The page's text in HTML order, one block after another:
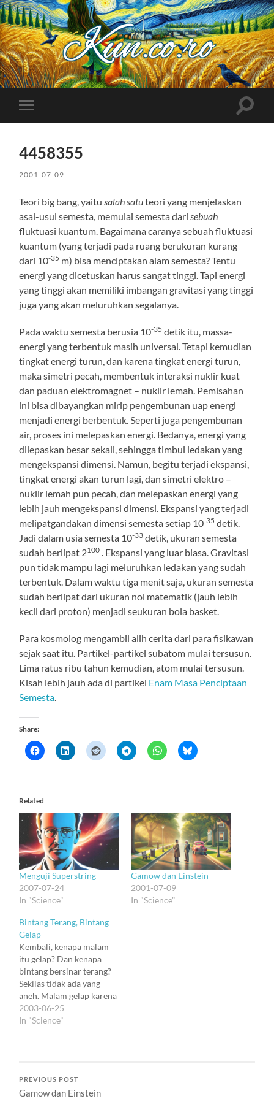
Kuncoro++
Toggle
mobile
Toggle
4458355
2001-07-09
Teori big bang, yaitu salah satuteori yang menjelaskan
asal-usul semesta, memulai semesta dari sebuah
fluktuasi kuantum. Bagaimana caranya sebuah fluktuasi
kuantum (yang terjadi pada ruang berukuran kurang
dari 10-35 m) bisa menciptakan alam semesta? Tentu
energi yang dicetuskan harus sangat tinggi. Tapi energi
yang tinggi akan memiliki imbangan gravitasi yang tinggi
juga yang akan meluruhkan segalanya.
Pada waktu semesta berusia 10-35 detik itu, massa-
energi yang terbentuk masih universal. Tetapi kemudian
tingkat energi turun, dan karena tingkat energi turun,
maka simetri pecah, membentuk interaksi nuklir kuat
dan paduan elektromagnet – nuklir lemah. Pemisahan
ini bisa dibayangkan mirip pengembunan uap energi
menjadi energi berbentuk. Seperti juga pengembunan
air, proses ini melepaskan energi. Bedanya, energi yang
dilepaskan besar sekali, sehingga timbul ledakan yang
mengekspansi dimensi. Namun, begitu terjadi ekspansi,
tingkat energi akan turun lagi, dan simetri elektro –
nuklir lemah pun pecah, dan melepaskan energi yang
lebih jauh mengekspansi dimensi. Ekspansi yang terjadi
melipatgandakan dimensi semesta setiap 10-35 detik.
Jadi dalam usia semesta 10-33 detik, ukuran semesta
sudah berlipat 2100
. Ekspansi yang luar biasa. Gravitasi
pun tidak mampu lagi meluruhkan ledakan yang sudah
terbentuk. Dalam waktu tiga menit saja, ukuran semesta
sudah berlipat dari ukuran nol matematik (jauh lebih
kecil dari proton) menjadi seukuran bola basket.
Para kosmolog mengambil alih cerita dari para fisikawan
sejak saat itu. Partikel-partikel subatom mulai tersusun.
Lima ratus ribu tahun kemudian, atom mulai tersusun.
Kisah lebih jauh ada di partikel Enam Masa Penciptaan
Semesta
Share:
Related
Menguji Superstring
2007-07-24
In "Science"
Gamow dan Einstein
2001-07-09
In "Science"
Bintang Terang, Bintang
Gelap
Kembali, kenapa malam
itu gelap? Dan kenapa
bintang bersinar terang?
Sekilas tidak ada yang
aneh. Malam gelap karena
sebagian besar semesta
terdiri atas ruang hampa,
karena tumbukan partikel
akibat gravitasi yang
2003-06-25
In "Science"
PREVIOUS POST
Gamow dan Einstein